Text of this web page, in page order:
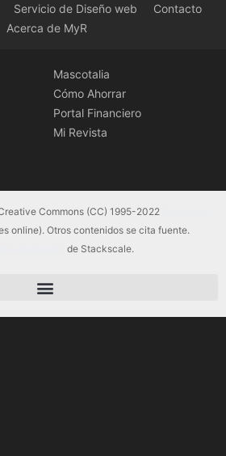
Servicio de Diseño web
Contacto
Acerca de MyR
Mascotalia
Cómo Ahorrar
Portal Financiero
Mi Revista
Commons (CC) 1995-2022
online). Otros contenidos se cita fuente.
de Stackscale.